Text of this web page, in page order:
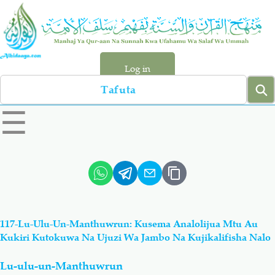
Skip
main
content
Log in
Search
left
sidebar
☰
Hadiyth
Aqiydah Manhaj
Shirki & Kufru
117-Lu-Ulu-Un-Manthuwrun: Kusema Analolijua Mtu Au
Kukiri Kutokuwa Na Ujuzi Wa Jambo Na Kujikalifisha Nalo
Lu-ulu-un-Manthuwrun